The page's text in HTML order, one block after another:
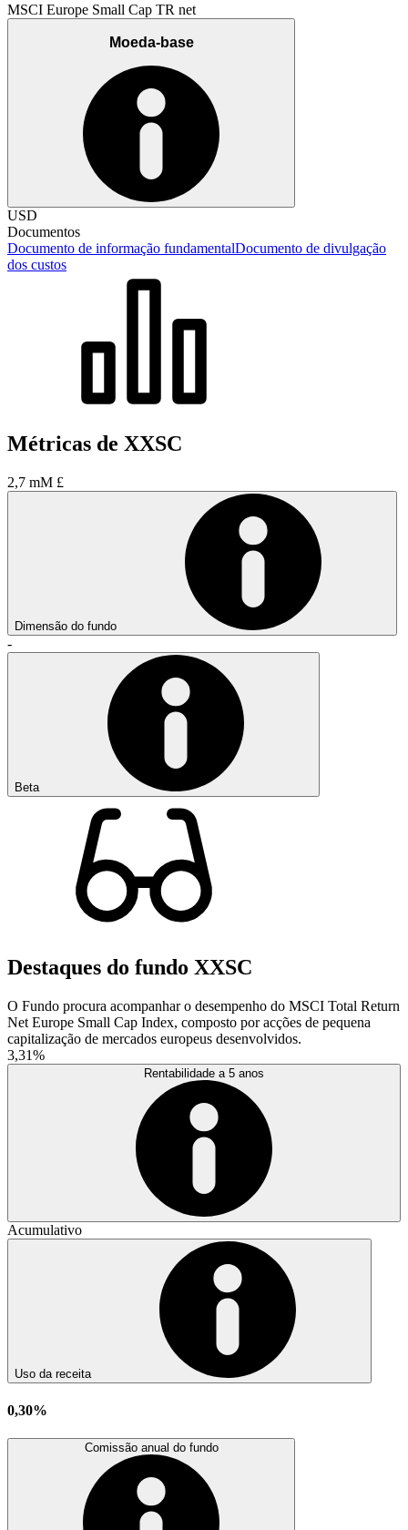
MSCI Europe Small Cap TR net
Moeda-base
USD
Documentos
Documento de informação fundamentalDocumento de divulgação
dos custos
Métricas de XXSC
2,7 mM £
Dimensão do fundo
-
Beta
Destaques do fundo XXSC
O Fundo procura acompanhar o desempenho do MSCI Total Return
Net Europe Small Cap Index, composto por acções de pequena
capitalização de mercados europeus desenvolvidos.
3,31%
Rentabilidade a 5 anos
Acumulativo
Uso da receita
0,30%
Comissão anual do fundo